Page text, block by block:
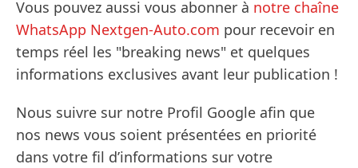
Vous pouvez aussi vous abonner à notre chaîne
WhatsApp Nextgen-Auto.com pour recevoir en
temps réel les "breaking news" et quelques
informations exclusives avant leur publication !
Nous suivre sur notre Profil Google afin que
nos news vous soient présentées en priorité
dans votre fil d’informations sur votre